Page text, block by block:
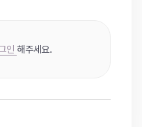
인 해주세요.